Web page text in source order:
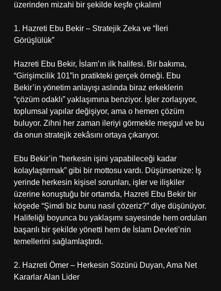
üzerinden mizahi bir şekilde keşfe çıkalım!
1. Hazreti Ebu Bekir – Stratejik Zeka ve “İleri
Görüşlülük”
Hazreti Ebu Bekir, İslam’ın ilk halifesi. Bir bakıma,
“Girişimcilik 101”in pratikteki gerçek örneği. Ebu
Bekir’in yönetim anlayışı aslında biraz erkeklerin
“çözüm odaklı” yaklaşımına benziyor. İşler zorlaşıyor,
toplumsal yapılar değişiyor, ama o hemen çözüm
buluyor. Zihni her zaman ileriyi görmekle meşgul ve bu
da onun stratejik zekâsını ortaya çıkarıyor.
Ebu Bekir’in “herkesin işini yapabileceği kadar
kolaylaştırmak” gibi bir mottosu vardı. Düşünsenize: İş
yerinde herkesin kişisel sorunları, işler ve ilişkiler
üzerine konuştuğu bir ortamda, Hazreti Ebu Bekir bir
köşede “Şimdi biz bunu nasıl çözeriz?” diye düşünüyor.
Halifeliği boyunca bu yaklaşımı sayesinde hem orduları
başarılı bir şekilde yönetti hem de İslam Devleti’nin
temellerini sağlamlaştırdı.
2. Hazreti Ömer – Herkesin Sözünü Duyan, Ama Net
Kararlar Alan Lider